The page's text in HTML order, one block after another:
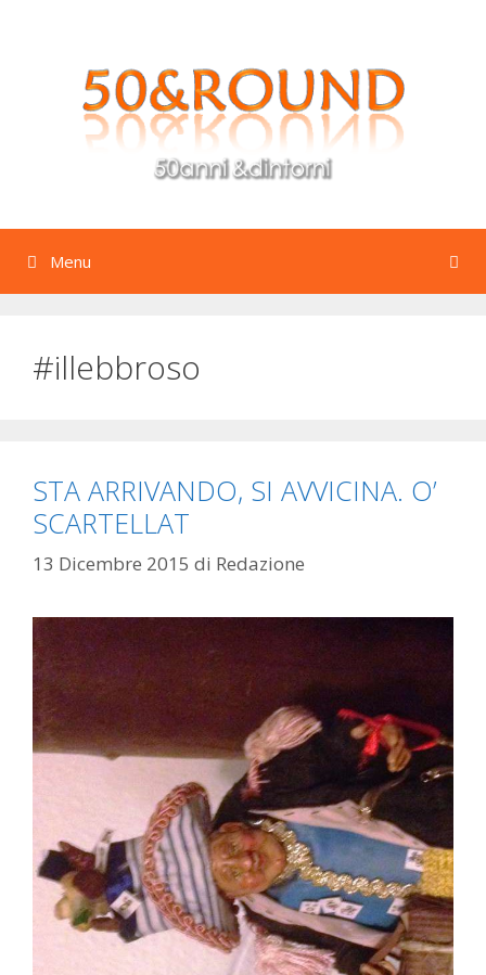
Menu
#illebbroso
STA ARRIVANDO, SI AVVICINA. O’
SCARTELLAT
13 Dicembre 2015 di Redazione